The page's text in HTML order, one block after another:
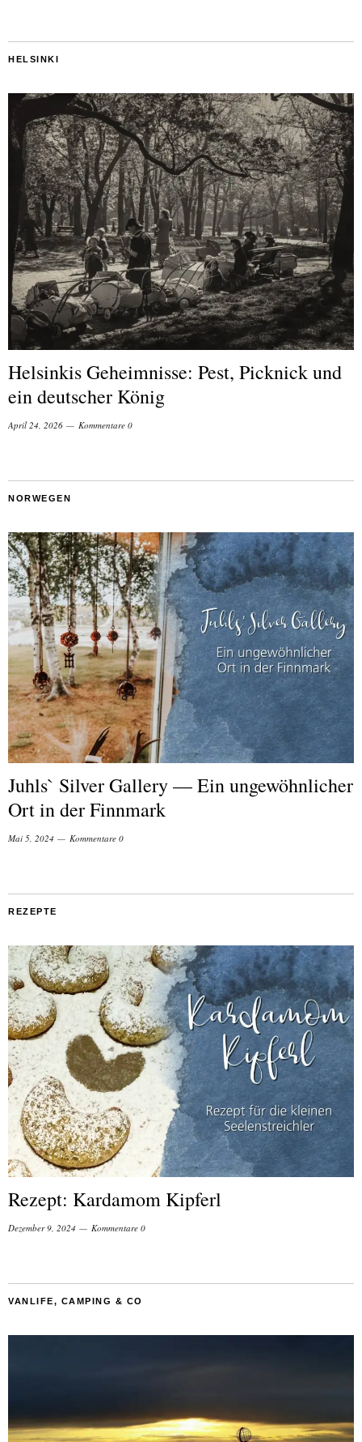
HELSINKI
Helsinkis Geheimnisse: Pest, Picknick und
ein deutscher König
April 24, 2026 Kommentare 0
NORWEGEN
Juhls` Silver Gallery — Ein ungewöhnlicher
Ort in der Finnmark
Mai 5, 2024 Kommentare 0
REZEPTE
Rezept: Kardamom Kipferl
Dezember 9, 2024 Kommentare 0
VANLIFE, CAMPING & CO